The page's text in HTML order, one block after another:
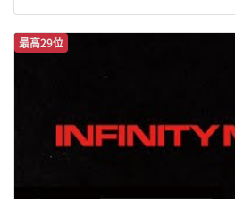
最高29位